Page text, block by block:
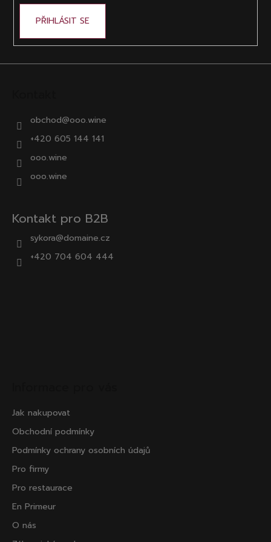
PŘIHLÁSIT SE
obchod@ooo.wine
+420 605 144 141
ooo.wine
ooo.wine
Kontakt pro B2B
sykora@domaine.cz
+420 704 604 444
Jak nakupovat
Obchodní podmínky
Podmínky ochrany osobních údajů
Pro firmy
Pro restaurace
En Primeur
O nás